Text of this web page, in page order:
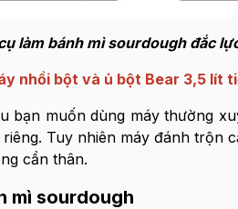
làm bánh mì sourdough đắc
nhồi bột và ủ bột Bear 3,5 lít
bạn muốn dùng máy thường
Tuy nhiên máy đánh trộn
cẩn thân.
mì sourdough